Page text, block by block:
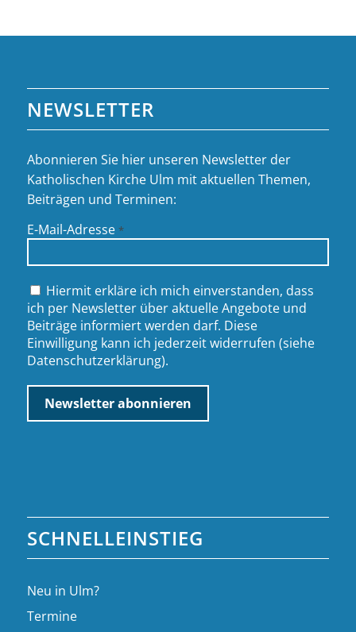
NEWSLETTER
Abonnieren Sie hier unseren Newsletter der
Katholischen Kirche Ulm mit aktuellen Themen,
Beiträgen und Terminen:
E-Mail-Adresse *
Hiermit erkläre ich mich einverstanden, dass
ich per Newsletter über aktuelle Angebote und
Beiträge informiert werden darf. Diese
Einwilligung kann ich jederzeit widerrufen (siehe
Datenschutzerklärung).
SCHNELLEINSTIEG
Neu in Ulm?
Termine